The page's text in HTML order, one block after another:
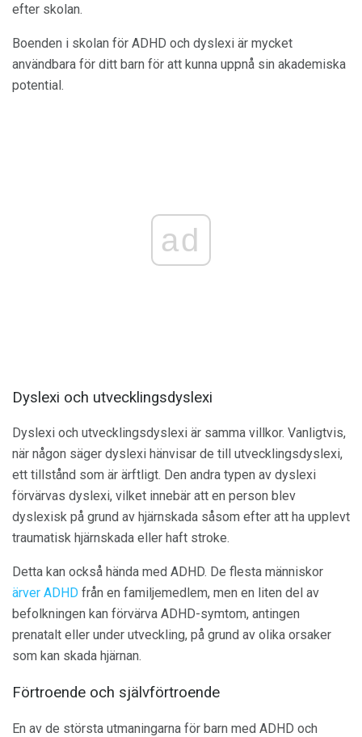
efter skolan.
Boenden i skolan för ADHD och dyslexi är mycket
användbara för ditt barn för att kunna uppnå sin akademiska
potential.
ad
Dyslexi och utvecklingsdyslexi
Dyslexi och utvecklingsdyslexi är samma villkor. Vanligtvis,
när någon säger dyslexi hänvisar de till utvecklingsdyslexi,
ett tillstånd som är ärftligt. Den andra typen av dyslexi
förvärvas dyslexi, vilket innebär att en person blev
dyslexisk på grund av hjärnskada såsom efter att ha upplevt
traumatisk hjärnskada eller haft stroke.
Detta kan också hända med ADHD. De flesta människor
ärver ADHD från en familjemedlem, men en liten del av
befolkningen kan förvärva ADHD-symtom, antingen
prenatalt eller under utveckling, på grund av olika orsaker
som kan skada hjärnan.
Förtroende och självförtroende
En av de största utmaningarna för barn med ADHD och